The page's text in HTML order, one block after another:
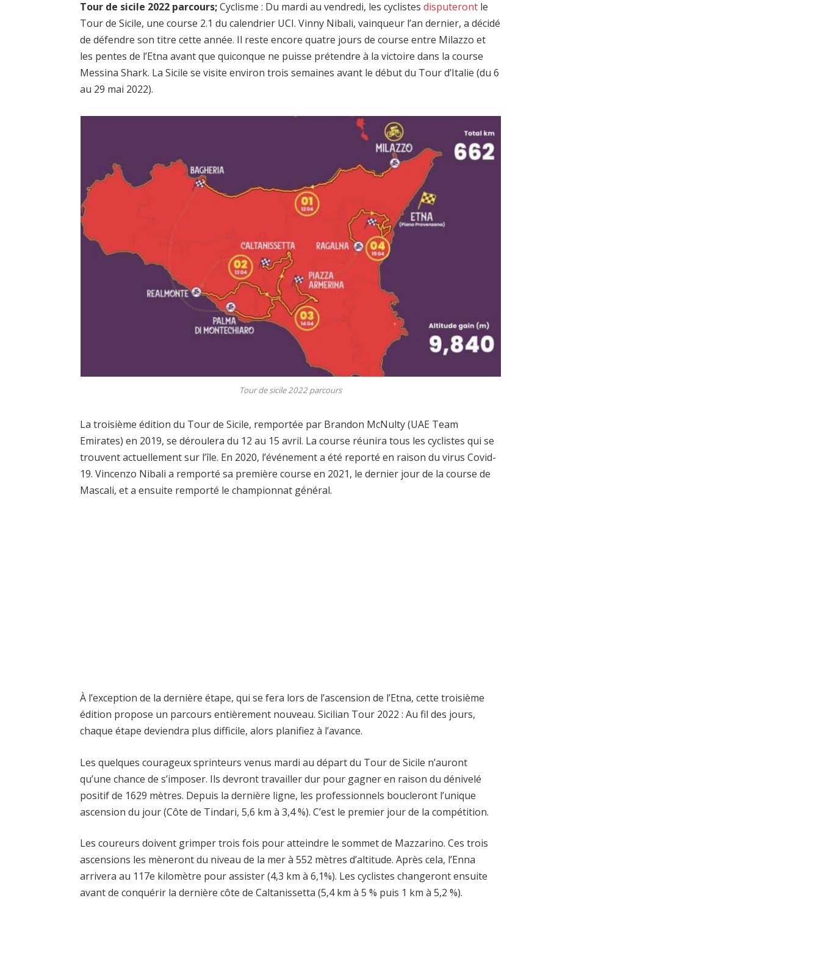
Tour de sicile 2022 parcours;Cyclisme : Du mardi au vendredi, les cyclistesdisputeront le
Tour de Sicile, une course 2.1 du calendrier UCI. Vinny Nibali, vainqueur l’an dernier, a décidé
de défendre son titre cette année. Il reste encore quatre jours de course entre Milazzo et
les pentes de l’Etna avant que quiconque ne puisse prétendre à la victoire dans la course
Messina Shark. La Sicile se visite environ trois semaines avant le début du Tour d’Italie (du 6
au 29 mai 2022).
Tour de sicile 2022 parcours
La troisième édition du Tour de Sicile, remportée par Brandon McNulty (UAE Team
Emirates) en 2019, se déroulera du 12 au 15 avril. La course réunira tous les cyclistes qui se
trouvent actuellement sur l’île. En 2020, l’événement a été reporté en raison du virus Covid-
19. Vincenzo Nibali a remporté sa première course en 2021, le dernier jour de la course de
Mascali, et a ensuite remporté le championnat général.
À l’exception de la dernière étape, qui se fera lors de l’ascension de l’Etna, cette troisième
édition propose un parcours entièrement nouveau. Sicilian Tour 2022 : Au fil des jours,
chaque étape deviendra plus difficile, alors planifiez à l’avance.
Les quelques courageux sprinteurs venus mardi au départ du Tour de Sicile n’auront
qu’une chance de s’imposer. Ils devront travailler dur pour gagner en raison du dénivelé
positif de 1629 mètres. Depuis la dernière ligne, les professionnels boucleront l’unique
ascension du jour (Côte de Tindari, 5,6 km à 3,4 %). C’est le premier jour de la compétition.
Les coureurs doivent grimper trois fois pour atteindre le sommet de Mazzarino. Ces trois
ascensions les mèneront du niveau de la mer à 552 mètres d’altitude. Après cela, l’Enna
arrivera au 117e kilomètre pour assister (4,3 km à 6,1%). Les cyclistes changeront ensuite
avant de conquérir la dernière côte de Caltanissetta (5,4 km à 5 % puis 1 km à 5,2 %).